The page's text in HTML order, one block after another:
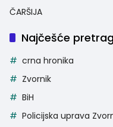
ČARŠIJA
Najčešće
crna hronika
Zvornik
BiH
Policijska uprava